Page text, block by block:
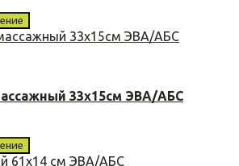
33х15см ЭВА/АБС